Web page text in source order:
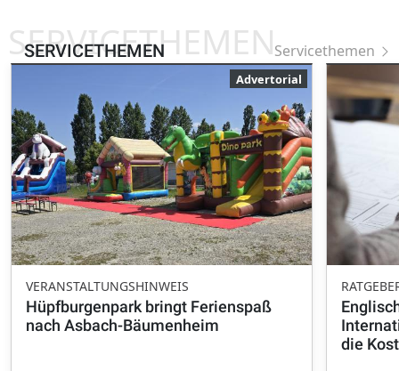
SERVICETHEMEN
SERVICETHEMENServicethemen
Advertorial
VERANSTALTUNGSHINWEIS
Hüpfburgenpark bringt Ferienspaß
nach Asbach-Bäumenheim
die